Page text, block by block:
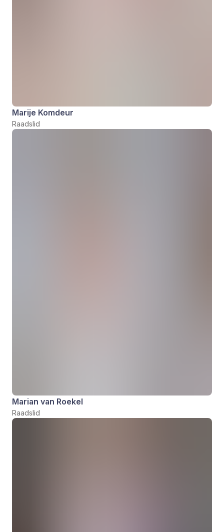
Marije Komdeur
Raadslid
Marian van Roekel
Raadslid